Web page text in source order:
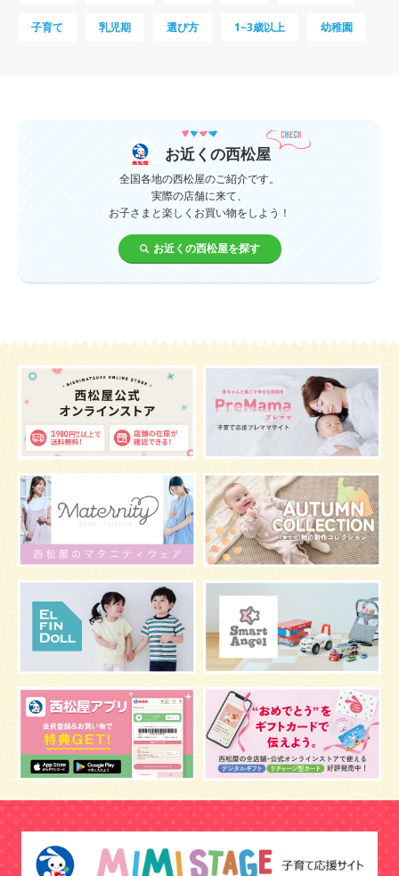
子育て 乳児期 選び方 1~3歳以上 幼稚園
ベビーカー
おむつ 出産準備
遊ぶ 夏 イヤイヤ期
あせも 汗 エアコン
適切温度 帽子 授乳 チャイルドシート
ベビー服 小学生 家族写真 産休 お昼寝
改善 枕 メニュー
グッズ お七夜 お宮参り 初節句
肌 抱っこ スキンケア お肌
マタニティウェア おしゃぶり 絵本 肌着
夜間断乳 お風呂 嫌がる うんち 髪の毛
視力 虫よけ
骨盤ベルトの基礎知識 骨盤ベルトの効果 栄養素
保存 マスク 予防
骨盤ベルトの注意点 感染症 双子
しこり おっぱい 水着 安全対策 おすすめ
マザーバッグ 予防注射 幼児期 アレルギー
反抗期 双胎妊娠 便秘 うなぎ 乳幼児
抜け毛 おしゃれ 目 風邪
お近くの西松屋
全国各地の西松屋のご紹介です。
実際の店舗に来て、
お子さまと楽しくお買い物をしよう！
お近くの西松屋を探す